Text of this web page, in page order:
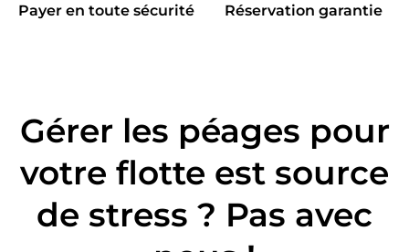
Payer en toute sécurité Réservation garantie
Gérer les péages pour
votre flotte est source
de stress ? Pas avec